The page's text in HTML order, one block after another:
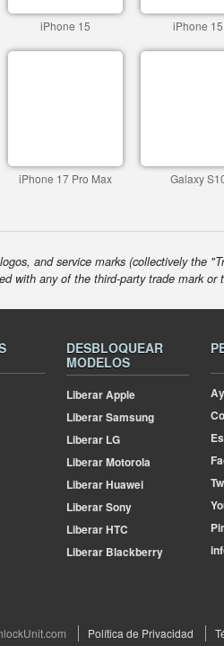
iPhone 15 iPhone 15
iPhone 17 Pro Max Galaxy
and service marks (collectively the
with any of the third-party trade mark
DESBLOQUEAR
MODELOS
Liberar Apple
Liberar Samsung
Liberar LG
Liberar Motorola
Liberar Huawei
Liberar Sony
Liberar HTC
Liberar Blackberry
Política de Privacidad